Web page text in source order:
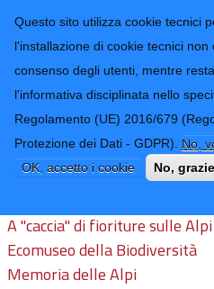
Questo sito utilizza cookie tecnici
l'installazione di cookie tecnici
consenso degli utenti, mentre
l'informativa disciplinata nello
Regolamento (UE) 2016/679
Protezione dei Dati - GDPR). No,
OK, accetto i cookie
No, grazie
Provincia di
Imperia
Form di ricerca
A "caccia" di fioriture sulle
Ecomuseo della Biodiversità
Memoria delle Alpi